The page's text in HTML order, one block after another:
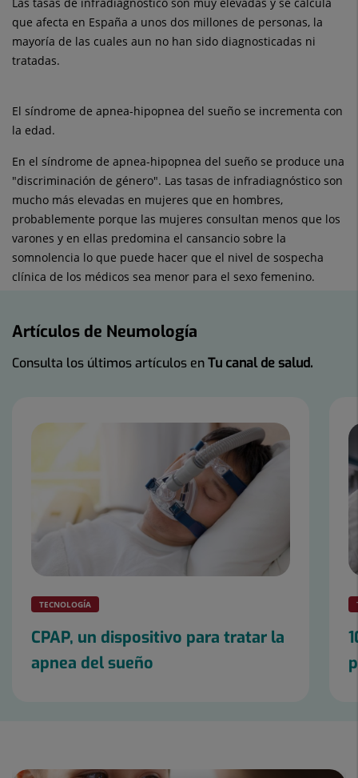
que afecta en España a unos dos millones de personas, la
mayoría de las cuales aun no han sido diagnosticadas ni
tratadas.
El síndrome de apnea-hipopnea del sueño se incrementa con
la edad.
En el síndrome de apnea-hipopnea del sueño se produce una
"discriminación de género". Las tasas de infradiagnóstico son
mucho más elevadas en mujeres que en hombres,
probablemente porque las mujeres consultan menos que los
varones y en ellas predomina el cansancio sobre la
somnolencia lo que puede hacer que el nivel de sospecha
clínica de los médicos sea menor para el sexo femenino.
Artículos de Neumología
Consulta los últimos artículos enTu canal de salud.
TECNOLOGÍA
CPAP, un dispositivo para tratar la
apnea del sueño